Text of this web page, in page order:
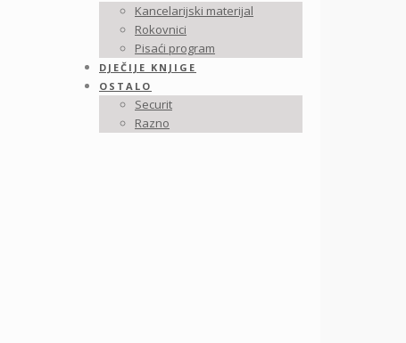
Kancelarijski materijal
Rokovnici
Pisaći program
DJEČIJE KNJIGE
OSTALO
Securit
Razno